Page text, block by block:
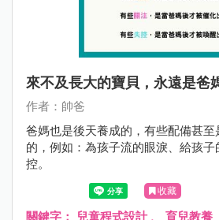
來不及長大的寶貝，永遠是爸
作者：帥爸
爸媽也是後天養成的，有些配備甚
的，例如：為孩子流的眼淚、給孩
控。
收藏
關鍵字： 兒童程式設計、 育兒教養